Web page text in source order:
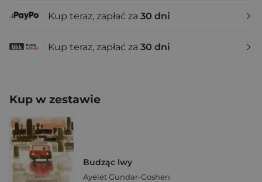
Kup teraz, zapłać za 30 dni
Kup teraz, zapłać za 30 dni
Kup w zestawie
Budząc lwy
Ayelet Gundar-Goshen